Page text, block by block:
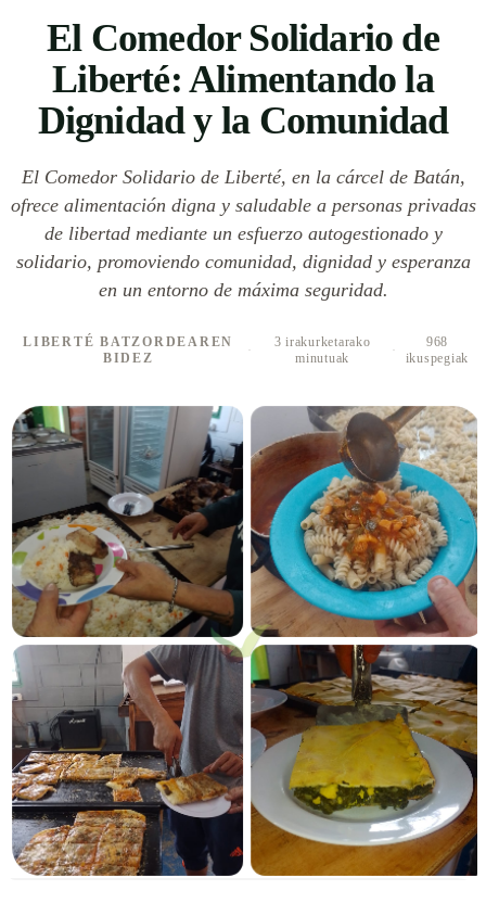
El Comedor Solidario de
Liberté: Alimentando la
Dignidad y la Comunidad
El Comedor Solidario de Liberté, en la cárcel de Batán,
ofrece alimentación digna y saludable a personas privadas
de libertad mediante un esfuerzo autogestionado y
solidario, promoviendo comunidad, dignidad y esperanza
en un entorno de máxima seguridad.
LIBERTÉ BATZORDEAREN
BIDEZ
·
3 irakurketarako
minutuak
·
968
ikuspegiak